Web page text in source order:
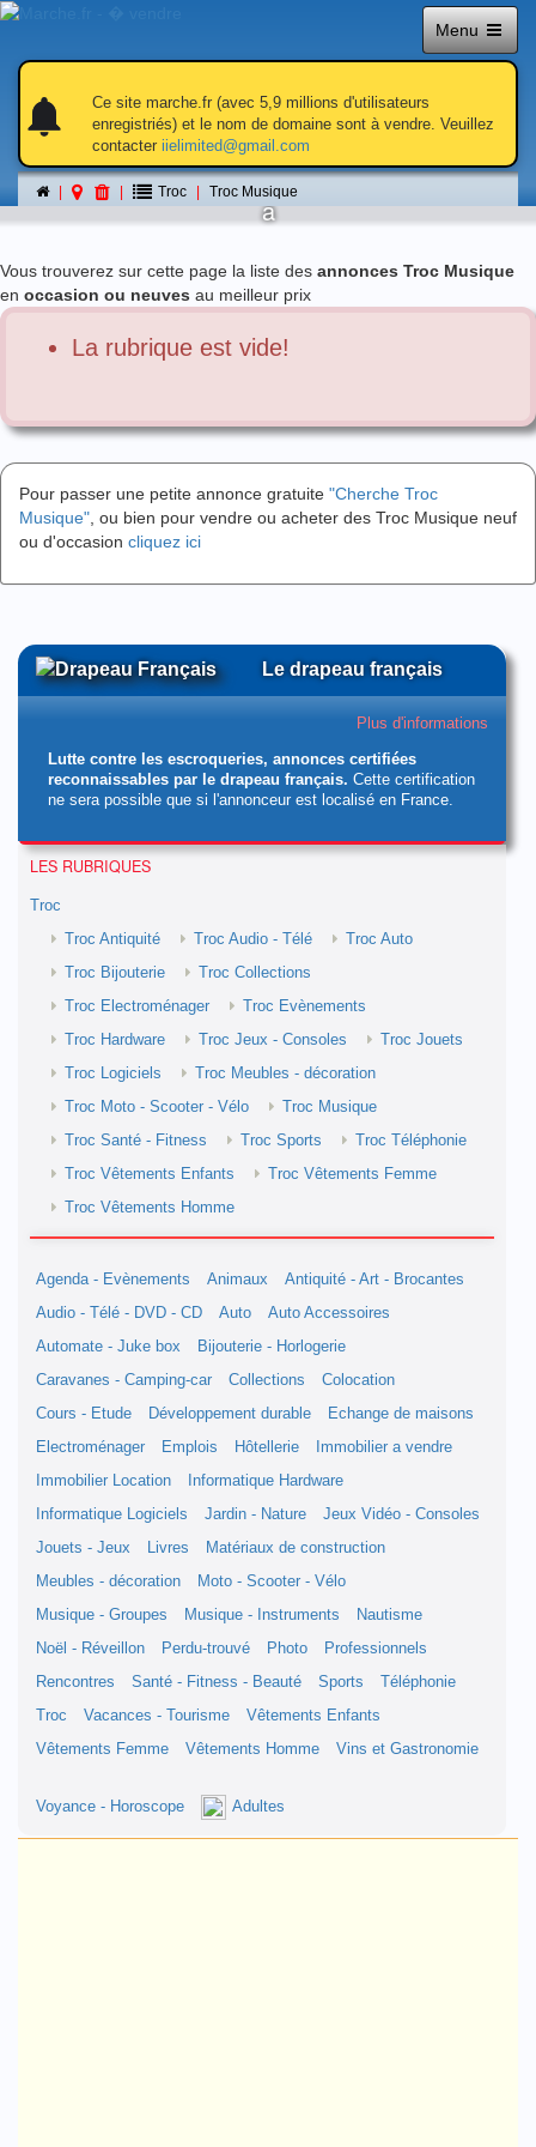
Menu
notifications
notifications
Ce site marche.fr (avec 5,9 millions d'utilisateurs
enregistriés) et le nom de domaine sont à vendre. Veuillez
contacter iielimited@gmail.com
Troc Troc Musique
Troc Musique
á
Vous trouverez sur cette page la liste des annonces Troc Musique
en occasion ou neuves au meilleur prix
La rubrique est vide!
Pour passer une petite annonce gratuite "Cherche Troc
Musique" , ou bien pour vendre ou acheter des Troc Musique neuf
ou d'occasion cliquez ici
Le drapeau français
Plus d'informations
Lutte contre les escroqueries, annonces certifiées
reconnaissables par le drapeau français. Cette certification
ne sera possible que si l'annonceur est localisé en France.
LES RUBRIQUES
Troc
Troc Antiquité
Troc Audio - Télé
Troc Auto
Troc Bijouterie
Troc Collections
Troc Electroménager
Troc Evènements
Troc Hardware
Troc Jeux - Consoles
Troc Jouets
Troc Logiciels
Troc Meubles - décoration
Troc Moto - Scooter - Vélo
Troc Musique
Troc Santé - Fitness
Troc Sports
Troc Téléphonie
Troc Vêtements Enfants
Troc Vêtements Femme
Troc Vêtements Homme
Agenda - Evènements Animaux
Antiquité - Art - Brocantes
Audio - Télé - DVD - CD
Auto
Auto Accessoires
Automate - Juke box
Bijouterie - Horlogerie
Caravanes - Camping-car
Collections
Colocation
Cours - Etude
Développement durable
Echange de maisons
Electroménager
Emplois Hôtellerie
Immobilier a vendre
Immobilier Location
Informatique Hardware
Informatique Logiciels
Jardin - Nature
Jeux Vidéo - Consoles
Jouets - Jeux
Livres
Matériaux de construction
Meubles - décoration
Moto - Scooter - Vélo
Musique - Groupes
Musique - Instruments
Nautisme
Noël - Réveillon
Perdu-trouvé Photo
Professionnels
Rencontres
Santé - Fitness - Beauté Sports
Téléphonie
Troc
Vacances - Tourisme
Vêtements Enfants
Vêtements Femme
Vêtements Homme Vins et Gastronomie
Voyance - Horoscope Adultes